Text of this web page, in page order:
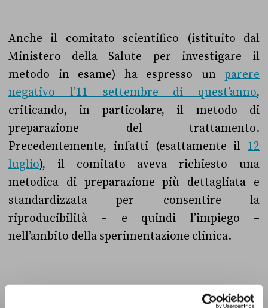
Anche il comitato scientifico (istituito dal
Ministero della Salute per investigare il
metodo in esame) ha espresso un parere
negativo l’11 settembre di quest’anno,
criticando, in particolare, il metodo di
preparazione del trattamento.
Precedentemente, infatti (esattamente il 12
luglio), il comitato aveva richiesto una
metodica di preparazione più dettagliata e
standardizzata per consentire la
riproducibilità – e quindi l’impiego –
nell’ambito della sperimentazione clinica.